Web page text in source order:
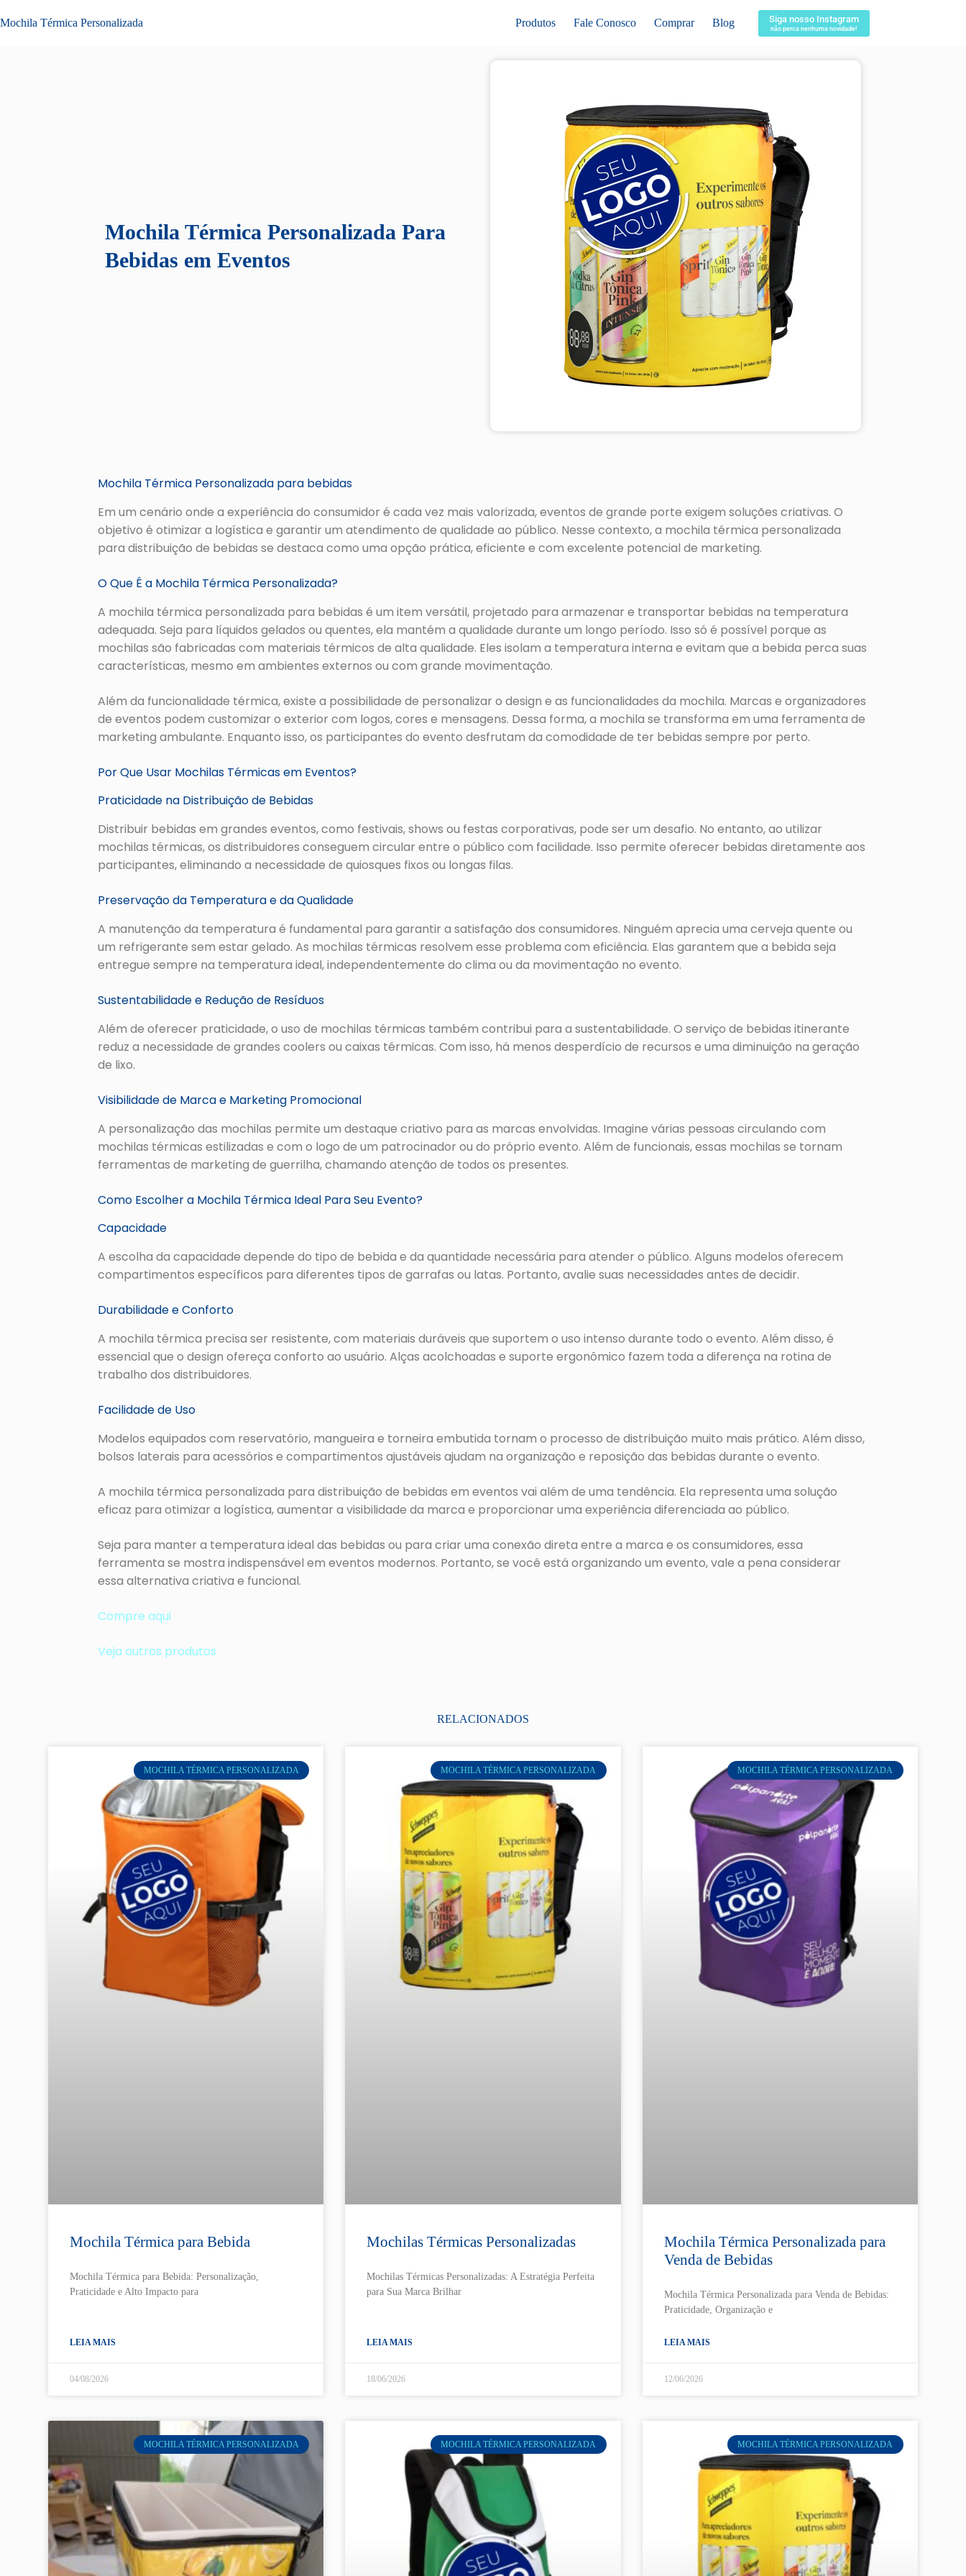
Mochila Térmica Personalizada Produtos Fale Conosco Comprar Blog Siga nosso Instagram
não perca nenhuma novidade!
Mochila Térmica Personalizada Para
Bebidas em Eventos
Mochila Térmica Personalizada para bebidas
Em um cenário onde a experiência do consumidor é cada vez mais valorizada, eventos de grande porte exigem soluções criativas. O
objetivo é otimizar a logística e garantir um atendimento de qualidade ao público. Nesse contexto, a mochila térmica personalizada
para distribuição de bebidas se destaca como uma opção prática, eficiente e com excelente potencial de marketing.
O Que É a Mochila Térmica Personalizada?
A mochila térmica personalizada para bebidas é um item versátil, projetado para armazenar e transportar bebidas na temperatura
adequada. Seja para líquidos gelados ou quentes, ela mantém a qualidade durante um longo período. Isso só é possível porque as
mochilas são fabricadas com materiais térmicos de alta qualidade. Eles isolam a temperatura interna e evitam que a bebida perca suas
características, mesmo em ambientes externos ou com grande movimentação.
Além da funcionalidade térmica, existe a possibilidade de personalizar o design e as funcionalidades da mochila. Marcas e organizadores
de eventos podem customizar o exterior com logos, cores e mensagens. Dessa forma, a mochila se transforma em uma ferramenta de
marketing ambulante. Enquanto isso, os participantes do evento desfrutam da comodidade de ter bebidas sempre por perto.
Por Que Usar Mochilas Térmicas em Eventos?
Praticidade na Distribuição de Bebidas
Distribuir bebidas em grandes eventos, como festivais, shows ou festas corporativas, pode ser um desafio. No entanto, ao utilizar
mochilas térmicas, os distribuidores conseguem circular entre o público com facilidade. Isso permite oferecer bebidas diretamente aos
participantes, eliminando a necessidade de quiosques fixos ou longas filas.
Preservação da Temperatura e da Qualidade
A manutenção da temperatura é fundamental para garantir a satisfação dos consumidores. Ninguém aprecia uma cerveja quente ou
um refrigerante sem estar gelado. As mochilas térmicas resolvem esse problema com eficiência. Elas garantem que a bebida seja
entregue sempre na temperatura ideal, independentemente do clima ou da movimentação no evento.
Sustentabilidade e Redução de Resíduos
Além de oferecer praticidade, o uso de mochilas térmicas também contribui para a sustentabilidade. O serviço de bebidas itinerante
reduz a necessidade de grandes coolers ou caixas térmicas. Com isso, há menos desperdício de recursos e uma diminuição na geração
de lixo.
Visibilidade de Marca e Marketing Promocional
A personalização das mochilas permite um destaque criativo para as marcas envolvidas. Imagine várias pessoas circulando com
mochilas térmicas estilizadas e com o logo de um patrocinador ou do próprio evento. Além de funcionais, essas mochilas se tornam
ferramentas de marketing de guerrilha, chamando atenção de todos os presentes.
Como Escolher a Mochila Térmica Ideal Para Seu Evento?
Capacidade
A escolha da capacidade depende do tipo de bebida e da quantidade necessária para atender o público. Alguns modelos oferecem
compartimentos específicos para diferentes tipos de garrafas ou latas. Portanto, avalie suas necessidades antes de decidir.
Durabilidade e Conforto
A mochila térmica precisa ser resistente, com materiais duráveis que suportem o uso intenso durante todo o evento. Além disso, é
essencial que o design ofereça conforto ao usuário. Alças acolchoadas e suporte ergonômico fazem toda a diferença na rotina de
trabalho dos distribuidores.
Facilidade de Uso
Modelos equipados com reservatório, mangueira e torneira embutida tornam o processo de distribuição muito mais prático. Além disso,
bolsos laterais para acessórios e compartimentos ajustáveis ajudam na organização e reposição das bebidas durante o evento.
A mochila térmica personalizada para distribuição de bebidas em eventos vai além de uma tendência. Ela representa uma solução
eficaz para otimizar a logística, aumentar a visibilidade da marca e proporcionar uma experiência diferenciada ao público.
Seja para manter a temperatura ideal das bebidas ou para criar uma conexão direta entre a marca e os consumidores, essa
ferramenta se mostra indispensável em eventos modernos. Portanto, se você está organizando um evento, vale a pena considerar
essa alternativa criativa e funcional.
Compre aqui
Veja outros produtos
RELACIONADOS
MOCHILA TÉRMICA PERSONALIZADA
Mochila Térmica para Bebida
Mochila Térmica para Bebida: Personalização,
Praticidade e Alto Impacto para
LEIA MAIS
04/08/2026
MOCHILA TÉRMICA PERSONALIZADA
Mochilas Térmicas Personalizadas
Mochilas Térmicas Personalizadas: A Estratégia Perfeita
para Sua Marca Brilhar
LEIA MAIS
18/06/2026
MOCHILA TÉRMICA PERSONALIZADA
Mochila Térmica Personalizada para
Venda de Bebidas
Mochila Térmica Personalizada para Venda de Bebidas:
Praticidade, Organização e
LEIA MAIS
12/06/2026
MOCHILA TÉRMICA PERSONALIZADA MOCHILA TÉRMICA PERSONALIZADA MOCHILA TÉRMICA PERSONALIZADA